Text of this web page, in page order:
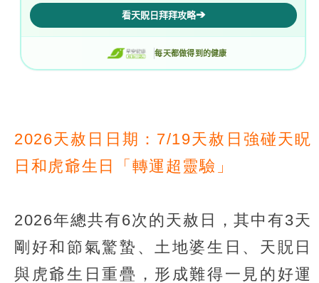
2026天赦日日期：7/19天赦日強碰天眖
日和虎爺生日「轉運超靈驗」
2026年總共有6次的天赦日，其中有3天
剛好和節氣驚蟄、土地婆生日、天貺日
與虎爺生日重疊，形成難得一見的好運